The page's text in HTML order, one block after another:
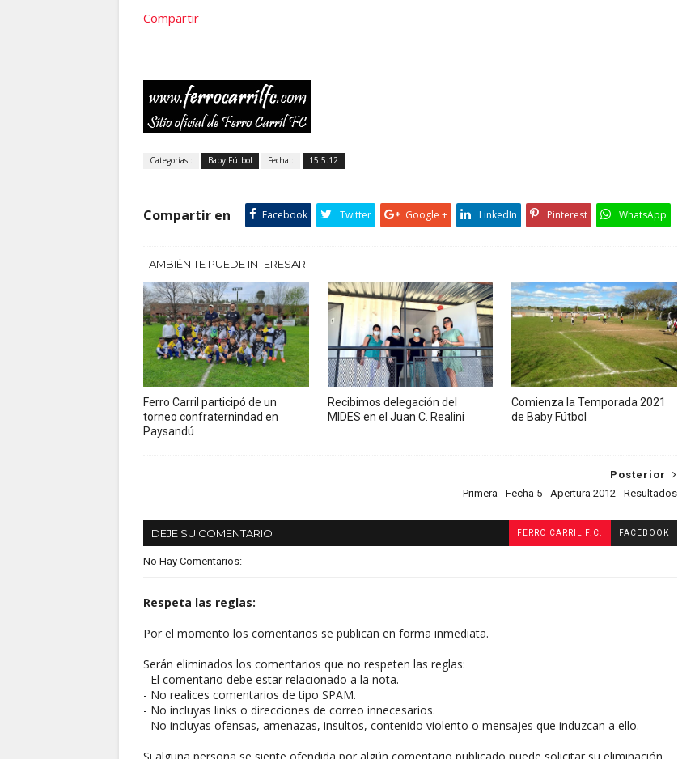
Compartir
Categorías : Baby Fútbol Fecha : 15.5.12
Compartir en Facebook Twitter Google + LinkedIn Pinterest WhatsApp
TAMBIÉN TE PUEDE INTERESAR
Ferro Carril participó de un
torneo confraternindad en
Paysandú
Recibimos delegación del
MIDES en el Juan C. Realini
Comienza la Temporada 2021
de Baby Fútbol
Posterior
Primera - Fecha 5 - Apertura 2012 - Resultados
DEJE SU COMENTARIO FERRO CARRIL F.C. FACEBOOK
No Hay Comentarios:
Respeta las reglas:
Por el momento los comentarios se publican en forma inmediata.
Serán eliminados los comentarios que no respeten las reglas:
- El comentario debe estar relacionado a la nota.
- No realices comentarios de tipo SPAM.
- No incluyas links o direcciones de correo innecesarios.
- No incluyas ofensas, amenazas, insultos, contenido violento o mensajes que induzcan a ello.